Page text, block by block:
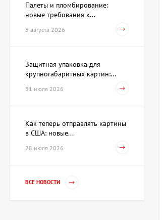
Игорь
80 910 UAH
художник Палий Игорь
130 355 UAH
художник Бауэр
Владимир
Картина Танец, художник
Палеты и пломбирование:
новые требования к...
3 августа 2026
Защитная упаковка для
крупногабаритных картин:...
31 июля 2026
Как теперь отправлять картины
в США: новые...
28 июля 2026
ВСЕ НОВОСТИ